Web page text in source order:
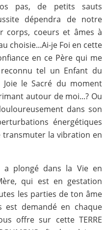
pas, de petits sauts
dépendra de notre
corps, coeurs et âmes à
choisie...Ai-je Foi en cette
en ce Père qui me
tel un Enfant du
le Sacré du moment
autour de moi...? Ou
dans son
énergétiques
la vibration en
a plongé dans la Vie en
qui est en gestation
les parties de ton âme
est demandé en chaque
offre sur cette TERRE